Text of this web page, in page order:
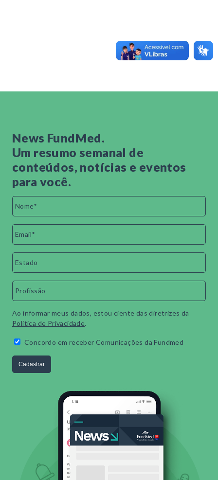
News FundMed.
Um resumo semanal de
conteúdos, notícias e eventos
para você.
Ao informar meus dados, estou ciente das diretrizes da
Política de Privacidade.
Concordo em receber Comunicações da Fundmed